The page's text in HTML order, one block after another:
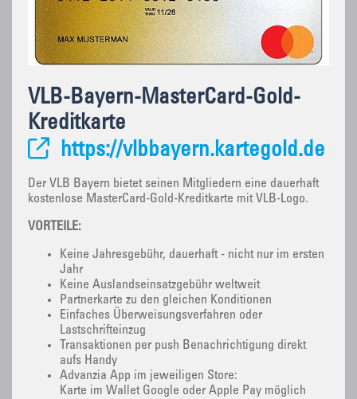
VLB-Bayern-MasterCard-Gold-
Kreditkarte
https://vlbbayern.kartegold.de
Der VLB Bayern bietet seinen Mitgliedern eine dauerhaft
kostenlose MasterCard-Gold-Kreditkarte mit VLB-Logo.
VORTEILE:
Keine Jahresgebühr, dauerhaft - nicht nur im ersten
Jahr
Keine Auslandseinsatzgebühr weltweit
Partnerkarte zu den gleichen Konditionen
Einfaches Überweisungsverfahren oder
Lastschrifteinzug
Transaktionen per push Benachrichtigung direkt
aufs Handy
Advanzia App im jeweiligen Store:
Karte im Wallet Google oder Apple Pay möglich